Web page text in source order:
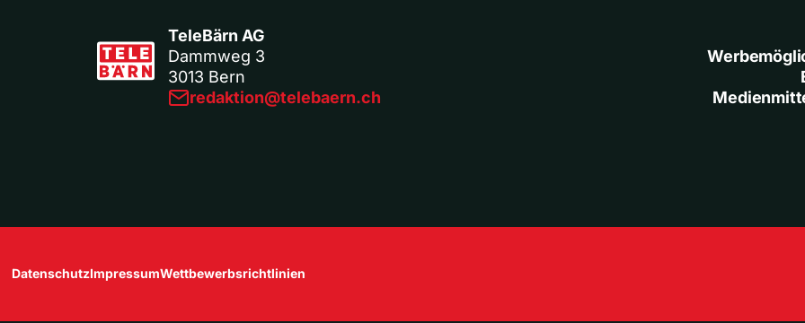
TeleBärn AG
Dammweg 3
3013 Bern
redaktion@telebaern.ch
DatenschutzImpressumWettbewerbsrichtlinien